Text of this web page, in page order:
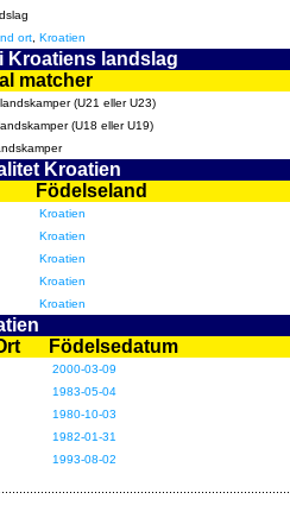
ort Kroatien
Kroatiens landslag
matcher
(U21 eller U23)
(U18 eller U19)
Kroatien
Födelseland
Kroatien
Kroatien
Kroatien
Kroatien
Kroatien
Födelsedatum
2000-03-09
1983-05-04
1980-10-03
1982-01-31
1993-08-02